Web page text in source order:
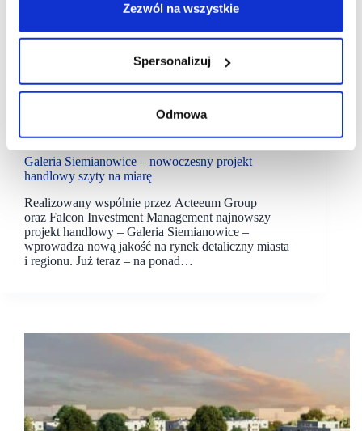
Zezwól na wszystkie
Spersonalizuj
Odmowa
Galeria Siemianowice – nowoczesny projekt
handlowy szyty na miarę
Realizowany wspólnie przez Acteeum Group
oraz Falcon Investment Management najnowszy
projekt handlowy – Galeria Siemianowice –
wprowadza nową jakość na rynek detaliczny miasta
i regionu. Już teraz – na ponad…